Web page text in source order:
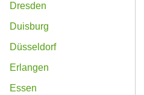
Dresden
Duisburg
Düsseldorf
Erlangen
Essen